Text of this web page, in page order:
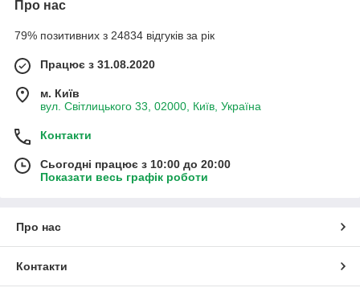
Про нас
79% позитивних з 24834 відгуків за рік
Працює з 31.08.2020
м. Київ
вул. Світлицького 33, 02000, Київ, Україна
Контакти
Сьогодні працює з 10:00 до 20:00
Показати весь графік роботи
Про нас
Контакти